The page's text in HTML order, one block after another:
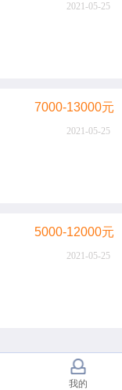
2021-05-25
7000-13000元
2021-05-25
5000-12000元
2021-05-25
我的